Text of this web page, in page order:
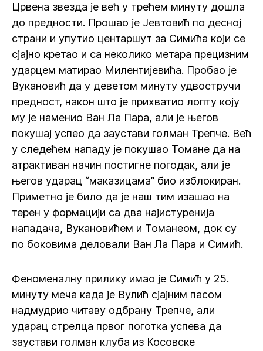
Црвена звезда је већ у трећем минуту дошла
до предности. Прошао је Јевтовић по десној
страни и упутио центаршут за Симића који се
сјајно кретао и са неколико метара прецизним
ударцем матирао Милентијевића. Пробао је
Вукановић да у деветом минуту удвостручи
предност, након што је прихватио лопту коју
му је наменио Ван Ла Пара, али је његов
покушај успео да заустави голман Трепче. Већ
у следећем нападу је покушао Томане да на
атрактиван начин постигне погодак, али је
његов ударац “маказицама” био изблокиран.
Приметно је било да је наш тим изашао на
терен у формацији са два најистуренија
нападача, Вукановићем и Томанеом, док су
по боковима деловали Ван Ла Пара и Симић.
Феноменалну прилику имао је Симић у 25.
минуту меча када је Вулић сјајним пасом
надмудрио читаву одбрану Трепче, али
ударац стрелца првог поготка успева да
заустави голман клуба из Косовске